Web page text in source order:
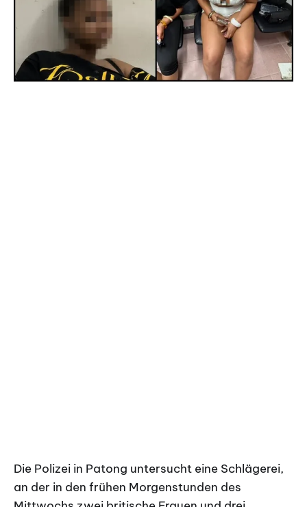
Die Polizei in Patong untersucht eine Schlägerei,
an der in den frühen Morgenstunden des